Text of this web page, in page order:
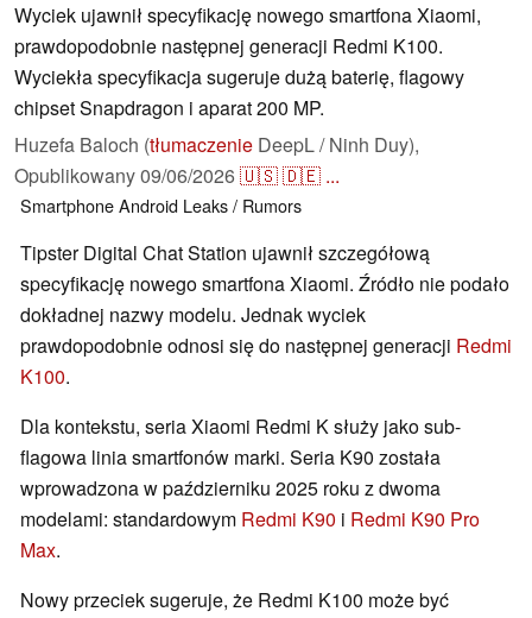
Wyciek ujawnił specyfikację nowego smartfona Xiaomi,
prawdopodobnie następnej generacji Redmi K100.
Wyciekła specyfikacja sugeruje dużą baterię, flagowy
chipset Snapdragon i aparat 200 MP.
Huzefa Baloch (tłumaczenie DeepL / Ninh Duy),
Opublikowany09/06/2026🇺🇸🇩🇪 ...
SmartphoneAndroid Leaks / Rumors
Tipster Digital Chat Station ujawnił szczegółową
specyfikację nowego smartfona Xiaomi. Źródło nie podało
dokładnej nazwy modelu. Jednak wyciek
prawdopodobnie odnosi się do następnej generacji Redmi
K100.
Dla kontekstu, seria Xiaomi Redmi K służy jako sub-
flagowa linia smartfonów marki. Seria K90 została
wprowadzona w październiku 2025 roku z dwoma
modelami: standardowym Redmi K90 i Redmi K90 Pro
Max.
Nowy przeciek sugeruje, że Redmi K100 może być